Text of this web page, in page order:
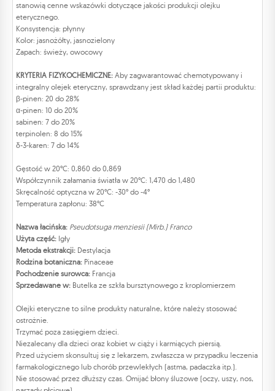
stanowią cenne wskazówki dotyczące jakości produkcji olejku
eterycznego.
Konsystencja: płynny
Kolor: jasnożółty, jasnozielony
Zapach: świeży, owocowy
KRYTERIA FIZYKOCHEMICZNE: Aby zagwarantować chemotypowany i
integralny olejek eteryczny, sprawdzany jest skład każdej partii produktu:
β-pinen: 20 do 28%
α-pinen: 10 do 20%
sabinen: 7 do 20%
terpinolen: 8 do 15%
δ-3-karen: 7 do 14%
Gęstość w 20°C: 0,860 do 0,869
Współczynnik załamania światła w 20°C: 1,470 do 1,480
Skręcalność optyczna w 20°C: -30° do -4°
Temperatura zapłonu: 38°C
Nazwa łacińska: Pseudotsuga menziesii (Mirb.) Franco
Użyta część: Igły
Metoda ekstrakcji: Destylacja
Rodzina botaniczna: Pinaceae
Pochodzenie surowca: Francja
Sprzedawane w: Butelka ze szkła bursztynowego z kroplomierzem
Olejki eteryczne to silne produkty naturalne, które należy stosować
ostrożnie.
Trzymać poza zasięgiem dzieci.
Niezalecany dla dzieci oraz kobiet w ciąży i karmiących piersią.
Przed użyciem skonsultuj się z lekarzem, zwłaszcza w przypadku leczenia
farmakologicznego lub chorób przewlekłych (astma, padaczka itp.).
Nie stosować przez dłuższy czas. Omijać błony śluzowe (oczy, uszy, nos,